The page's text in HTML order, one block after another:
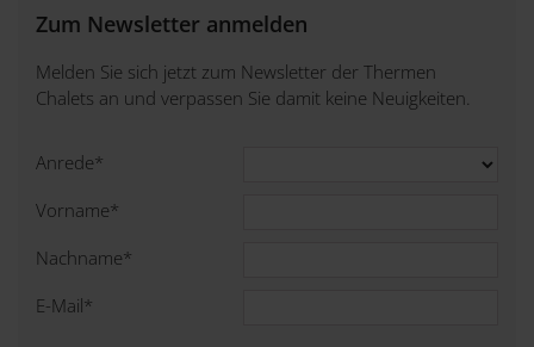
Zum Newsletter anmelden
Melden Sie sich jetzt zum Newsletter der Thermen
Chalets an und verpassen Sie damit keine Neuigkeiten.
Anrede*
Vorname*
Nachname*
E-Mail*